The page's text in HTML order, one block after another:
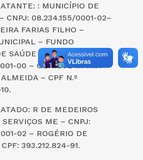
: MUNICÍPIO DE
CNPJ: 08.234.155/0001-02–
FARIAS FILHO –
– FUNDO
SAÚDE CNPJ:
00 – GENILCE MARIA
– CPF N.º
R DE MEDEIROS
ME – CNPJ:
02 – ROGÉRIO DE
393.212.824-91.